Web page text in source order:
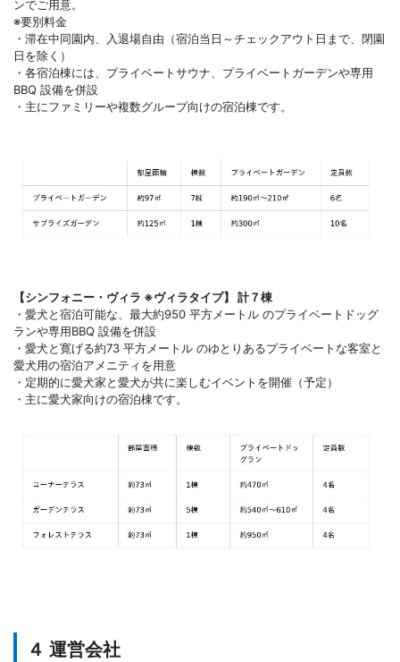
ンでご用意。
※要別料金
・滞在中同園内、入退場自由（宿泊当日～チェックアウト日まで、閉園
日を除く）
・各宿泊棟には、プライベートサウナ、プライベートガーデンや専用
BBQ 設備を併設
・主にファミリーや複数グループ向けの宿泊棟です。
【シンフォニー・ヴィラ ※ヴィラタイプ】 計７棟
・愛犬と宿泊可能な、最大約950 平方メートル のプライベートドッグ
ランや専用BBQ 設備を併設
・愛犬と寛げる約73 平方メートル のゆとりあるプライベートな客室と
愛犬用の宿泊アメニティを用意
・定期的に愛犬家と愛犬が共に楽しむイベントを開催（予定）
・主に愛犬家向けの宿泊棟です。
４ 運営会社